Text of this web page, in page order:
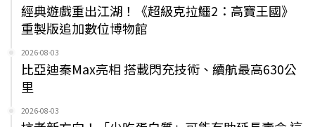
經典遊戲重出江湖！《超級克拉鱷2：高寶王國》
重製版追加數位博物館
2026-08-03
比亞迪秦Max亮相 搭載閃充技術、續航最高630公
里
2026-08-03